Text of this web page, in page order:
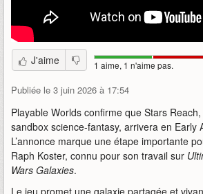
J'aime 1 aime, 1 n'aime pas.
Publiée le 3 juin 2026 à 17:54
Playable Worlds confirme que Stars
sandbox science-fantasy, arrivera en Early
L’annonce marque une étape importante
Raph Koster, connu pour son travail sur
Wars Galaxies.